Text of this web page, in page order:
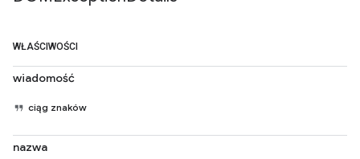
WŁAŚCIWOŚCI
wiadomość
ciąg znaków
nazwa